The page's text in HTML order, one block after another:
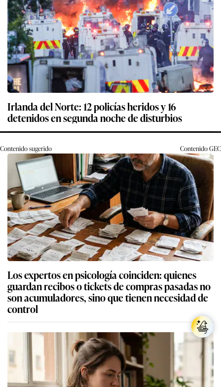
Irlanda del Norte: 12 policías heridos y 16
detenidos en segunda noche de disturbios
Contenido sugerido ContenidoGEC
Los expertos en psicología coinciden: quienes
guardan recibos o tickets de compras pasadas no
son acumuladores, sino que tienen necesidad de
control